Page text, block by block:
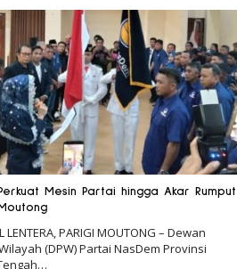
Mesin Partai hingga Akar Rumput
LENTERA, PARIGI MOUTONG – Dewan
(DPW) Partai NasDem Provinsi